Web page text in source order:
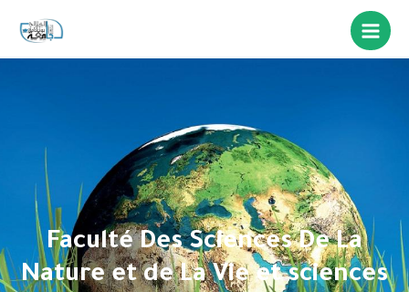
Faculté Des Sciences De La
Nature et de La Vie et sciences